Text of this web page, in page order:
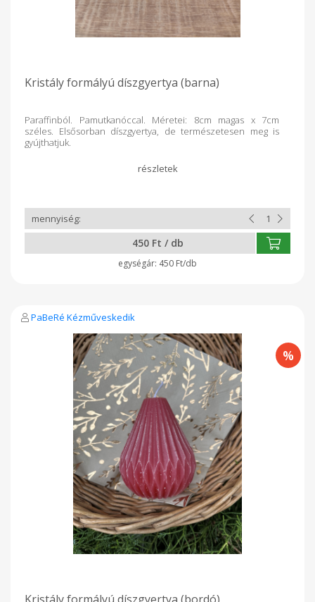
Kristály formályú díszgyertya (barna)
Paraffinból. Pamutkanóccal. Méretei: 8cm magas x 7cm
széles. Elsősorban díszgyertya, de természetesen meg is
gyújthatjuk.
450 Ft / db
450 Ft/db
PaBeRé Kézműveskedik